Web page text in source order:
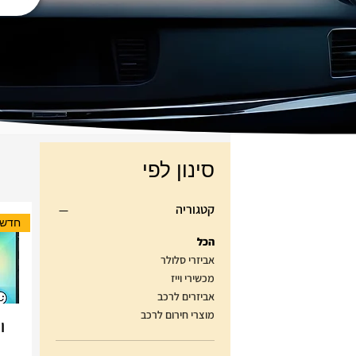
סינון לפי
קטגוריה
הכל
אביזרי סלולר
מכשירי וייז
אביזרים לרכב
מוצרי חירום לרכב
חדש